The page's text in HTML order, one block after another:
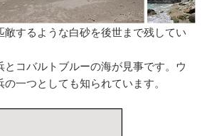
敵するような白砂を後世まで残してい
とコバルトブルーの海が見事です。ウ
一つとしても知られています。